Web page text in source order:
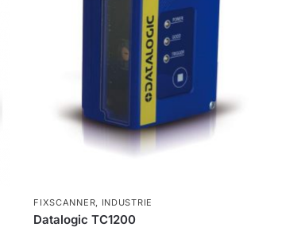
FIXSCANNER, INDUSTRIE
Datalogic TC1200